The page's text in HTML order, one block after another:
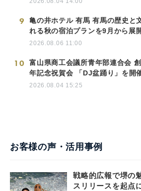
9
亀の井ホテル 有馬 有馬の歴史と
れる秋の宿泊プランを9月から展
2026.08.06 11:00
10
富山県商工会議所青年部連合会
年記念祝賀会 「DJ盆踊り」を開
2026.08.04 15:25
お客様の声・活用事例
戦略的広報で堺の
スリリースを起点